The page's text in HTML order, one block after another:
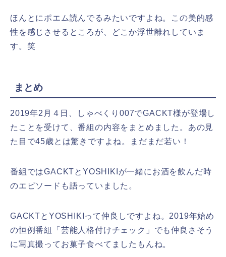
ほんとにポエム読んでるみたいですよね。この美的感
性を感じさせるところが、どこか浮世離れしていま
す。笑
まとめ
2019年2月４日、しゃべくり007でGACKT様が登場し
たことを受けて、番組の内容をまとめました。あの見
た目で45歳とは驚きですよね。まだまだ若い！
番組ではGACKTとYOSHIKIが一緒にお酒を飲んだ時
のエピソードも語っていました。
GACKTとYOSHIKIって仲良しですよね。2019年始め
の恒例番組「芸能人格付けチェック」でも仲良さそう
に写真撮ってお菓子食べてましたもんね。